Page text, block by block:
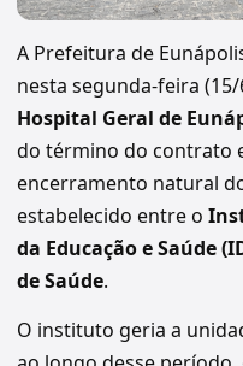
A Prefeitura de
nesta segunda-feira
Hospital Geral de
do término do contrato
encerramento natural
estabelecido entre o
da Educação e Saúde
de Saúde.
O instituto geria a